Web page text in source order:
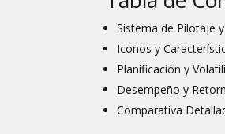
Sistema de Pilotaje
Iconos y
Planificación y
Desempeño y
Comparativa